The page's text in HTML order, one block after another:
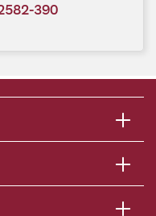
390